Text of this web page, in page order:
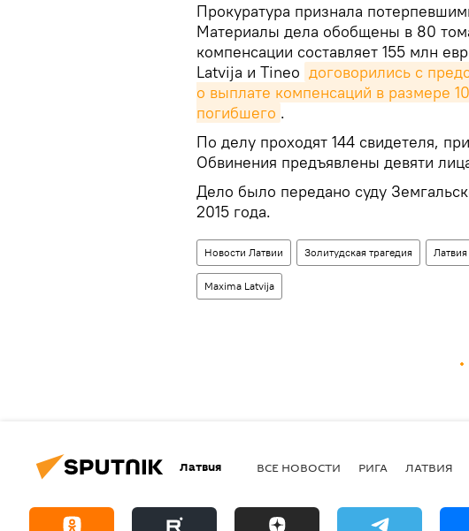
Прокуратура признала
Материалы дела обобщены в 80
компенсации составляет 155 млн
Latvija и Tineo договорились с
о выплате компенсаций в размере
погибшего .
По делу проходят 144 свидетеля,
Обвинения предъявлены девяти
Дело было передано суду
2015 года.
Новости Латвии Золитудская трагедия Латвия
Maxima Latvija
Латвия ВСЕ НОВОСТИ РИГА ЛАТВИЯ